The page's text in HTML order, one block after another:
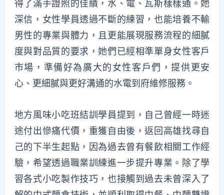
得了滿手證照的佳績，水、電、瓦斯樣樣通。她
深信，女性學員透過不斷的練習，也能培養不輸
男性的專業與體力，且更能展現服務流程的細膩
度與對品質的要求，她們已經相準單身女性客戶
市場，準備好為廣大的女性客戶們，提供更安
心、更細膩與更好溝通的水電到府維修服務。
地方風味小吃班結訓學員提到，自己曾經一時迷
途付出慘痛代價，重獲自由後，返回高雄找尋自
己的下半生起點，因為過去曾有餐飲相關工作經
驗，希望透過職業訓練進一步提升專業。除了學
習各式小吃製作技巧，也接觸到過去未曾深入了